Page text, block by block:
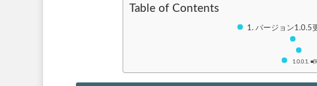
Table of Contents
バージョン1.0.5
■